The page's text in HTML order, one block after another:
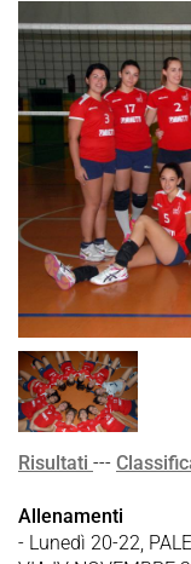
Risultati ---
Allenamenti
- Lunedì 20-22,